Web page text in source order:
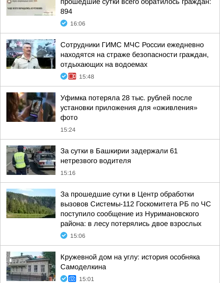
894
16:06
Сотрудники ГИМС МЧС России ежедневно
находятся на страже безопасности граждан,
отдыхающих на водоемах
15:48
Уфимка потеряла 28 тыс. рублей после
установки приложения для «оживления»
фото
15:24
За сутки в Башкирии задержали 61
нетрезвого водителя
15:16
За прошедшие сутки в Центр обработки
вызовов Системы-112 Госкомитета РБ по ЧС
поступило сообщение из Нуримановского
района: в лесу потерялись двое взрослых
15:06
Кружевной дом на углу: история особняка
Самоделкина
15:01